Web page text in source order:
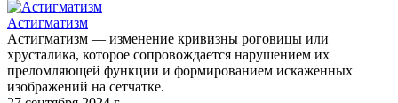
Астигматизм
Астигматизм — изменение кривизны роговицы или
хрусталика, которое сопровождается нарушением их
преломляющей функции и формированием искаженных
изображений на сетчатке.